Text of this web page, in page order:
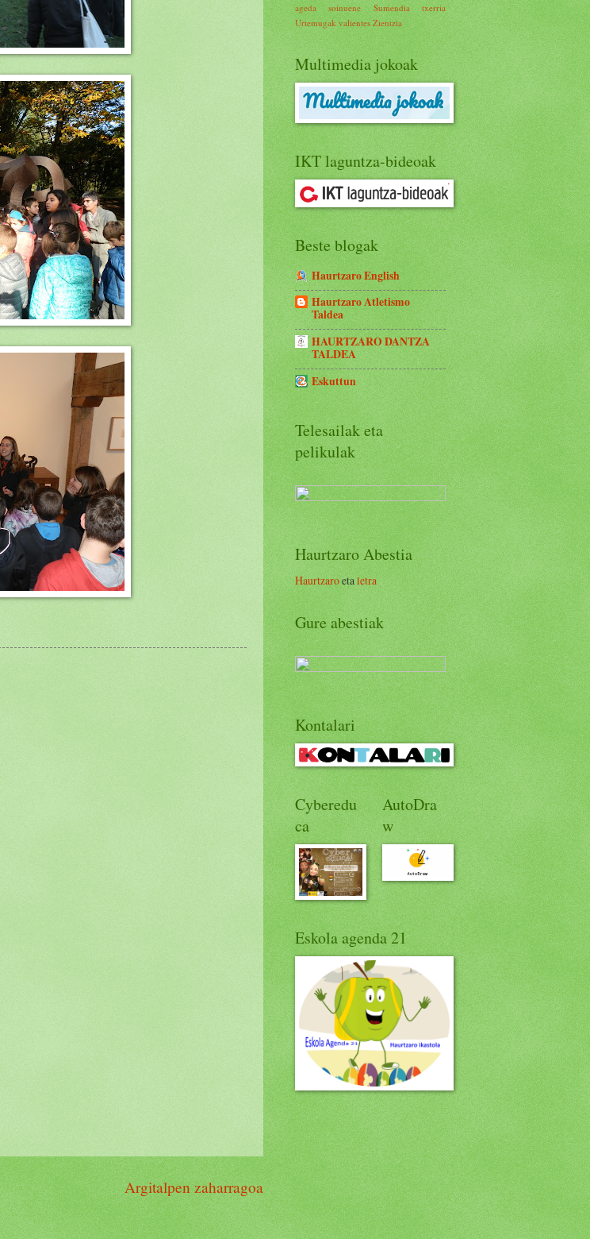
Argitalpen zaharragoa
ageda
soinuene Sumendia
txerria
Urtemugak valientes Zientzia
Multimedia jokoak
IKT laguntza-bideoak
Beste blogak
Haurtzaro English
Haurtzaro Atletismo
Taldea
HAURTZARO DANTZA
TALDEA
Eskuttun
Telesailak eta
pelikulak
Haurtzaro Abestia
Haurtzaroetaletra
Gure abestiak
Kontalari
Cyberedu
ca
AutoDra
w
Eskola agenda 21